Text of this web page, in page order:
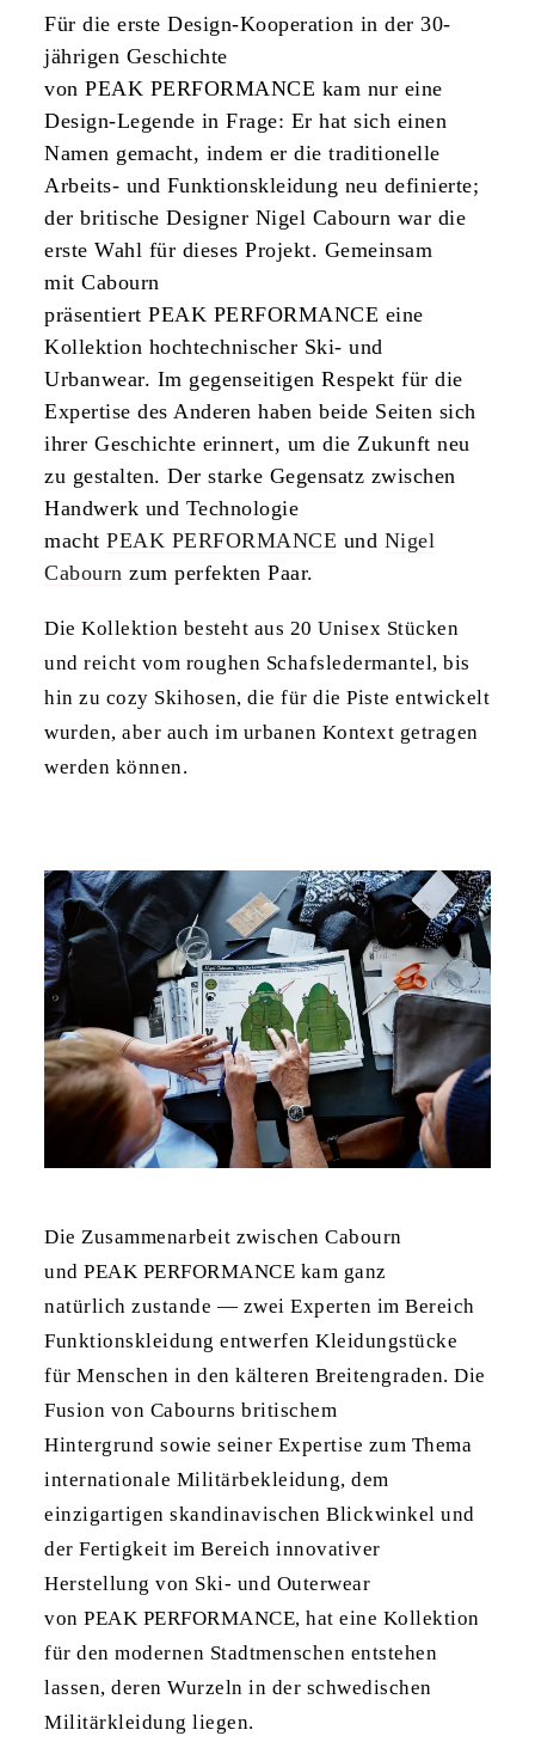
Für die erste Design-Kooperation in der 30-
jährigen Geschichte
von PEAK PERFORMANCE kam nur eine
Design-Legende in Frage: Er hat sich einen
Namen gemacht, indem er die traditionelle
Arbeits- und Funktionskleidung neu definierte;
der britische Designer Nigel Cabourn war die
erste Wahl für dieses Projekt. Gemeinsam
mit Cabourn
präsentiert PEAK PERFORMANCE eine
Kollektion hochtechnischer Ski- und
Urbanwear. Im gegenseitigen Respekt für die
Expertise des Anderen haben beide Seiten sich
ihrer Geschichte erinnert, um die Zukunft neu
zu gestalten. Der starke Gegensatz zwischen
Handwerk und Technologie
machtPEAK PERFORMANCE und Nigel
Cabourn zum perfekten Paar.
Die Kollektion besteht aus 20 Unisex Stücken
und reicht vom roughen Schafsledermantel, bis
hin zu cozy Skihosen, die für die Piste entwickelt
wurden, aber auch im urbanen Kontext getragen
werden können.
Die Zusammenarbeit zwischen Cabourn
und PEAK PERFORMANCE kam ganz
natürlich zustande — zwei Experten im Bereich
Funktionskleidung entwerfen Kleidungstücke
für Menschen in den kälteren Breitengraden. Die
Fusion von Cabourns britischem
Hintergrund sowie seiner Expertise zum Thema
internationale Militärbekleidung, dem
einzigartigen skandinavischen Blickwinkel und
der Fertigkeit im Bereich innovativer
Herstellung von Ski- und Outerwear
von PEAK PERFORMANCE, hat eine Kollektion
für den modernen Stadtmenschen entstehen
lassen, deren Wurzeln in der schwedischen
Militärkleidung liegen.